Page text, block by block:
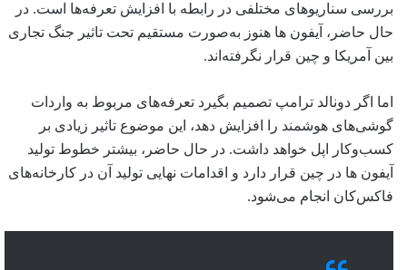
بررسی سناریوهای مختلفی در رابطه با افزایش تعرفه‌ها است. در
حال حاضر، آیفون ‌ها هنوز به‌صورت مستقیم تحت تاثیر جنگ تجاری
بین آمریکا و چین قرار نگرفته‌اند.
اما اگر دونالد ترامپ تصمیم بگیرد تعرفه‌های مربوط به واردات
گوشی‌های هوشمند را افزایش دهد، این موضوع تاثیر زیادی بر
کسب‌وکار اپل خواهد داشت. در حال حاضر، بیشتر خطوط تولید
آیفون ها در چین قرار دارد و اقدامات نهایی تولید آن در کارخانه‌های
فاکس‌کان انجام می‌شود.